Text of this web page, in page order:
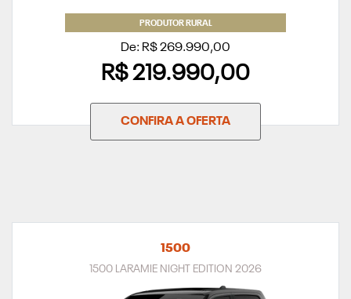
PRODUTOR RURAL
De: R$ 269.990,00
R$ 219.990,00
CONFIRA A OFERTA
1500
1500 LARAMIE NIGHT EDITION 2026